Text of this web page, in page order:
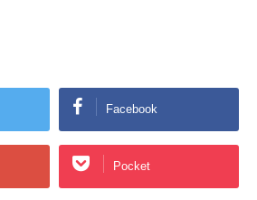
Facebook
Pocket